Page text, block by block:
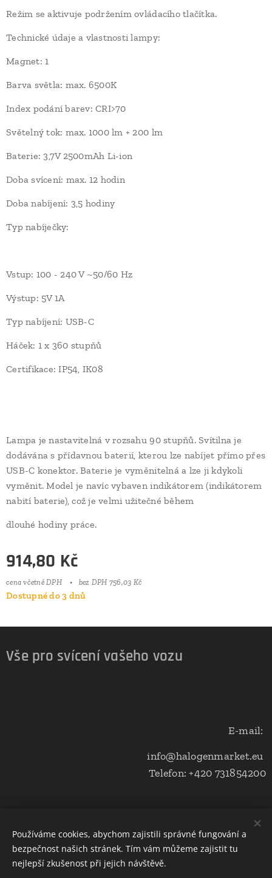
Režim se aktivuje podržením ovládacího tlačítka.
Technické údaje a vlastnosti lampy:
Magnet: 1
Barva světla: max. 6500K
Index podání barev: CRI>70
Světelný tok: max. 1000 lm + 200 lm
Baterie: 3,7V 2500mAh Li-ion
Doba svícení: max. 12 hodin
Doba nabíjení: 3,5 hodiny
Typ nabíječky:
Vstup: 100 - 240 V ~50/60 Hz
Výstup: 5V 1A
Typ nabíjení: USB-C
Háček: 1 x 360 stupňů
Certifikace: IP54, IK08
Lampa je nastavitelná v rozsahu 90 stupňů. Svítilna je
dodávána s přídavnou baterií, kterou lze nabíjet přímo přes
USB-C konektor. Baterie je vyměnitelná a lze ji kdykoli
vyměnit. Model je navíc vybaven indikátorem (indikátorem
nabití baterie), což je velmi užitečné během
dlouhé hodiny práce.
914,80 Kč
cena včetně DPH bez DPH 756,03 Kč
Dostupné do 3 dnů
Vše pro svícení vašeho vozu
E-mail:
info@halogenmarket.eu
Telefon: +420 731854200
Obchodní podmínky a ochrana soukromí
Cookies
Používáme cookies, abychom zajistili správné fungování a
bezpečnost našich stránek. Tím vám můžeme zajistit tu
nejlepší zkušenost při jejich návštěvě.